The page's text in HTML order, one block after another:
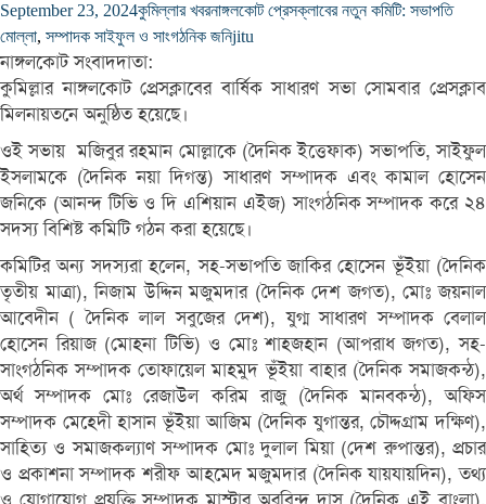
September 23, 2024কুমিল্লার খবরনাঙ্গলকোট প্রেসক্লাবের নতুন কমিটি: সভাপতি
মোল্লা, সম্পাদক সাইফুল ও সাংগঠনিক জনিjitu
নাঙ্গলকোট সংবাদদাতা:
কুমিল্লার নাঙ্গলকোট প্রেসক্লাবের বার্ষিক সাধারণ সভা সোমবার প্রেসক্লাব
মিলনায়তনে অনুষ্ঠিত হয়েছে।
ওই সভায় মজিবুর রহমান মোল্লাকে (দৈনিক ইত্তেফাক) সভাপতি, সাইফুল
ইসলামকে (দৈনিক নয়া দিগন্ত) সাধারণ সম্পাদক এবং কামাল হোসেন
জনিকে (আনন্দ টিভি ও দি এশিয়ান এইজ) সাংগঠনিক সম্পাদক করে ২৪
সদস্য বিশিষ্ট কমিটি গঠন করা হয়েছে।
কমিটির অন্য সদস্যরা হলেন, সহ-সভাপতি জাকির হোসেন ভূঁইয়া (দৈনিক
তৃতীয় মাত্রা), নিজাম উদ্দিন মজুমদার (দৈনিক দেশ জগত), মোঃ জয়নাল
আবেদীন ( দৈনিক লাল সবুজের দেশ), যুগ্ম সাধারণ সম্পাদক বেলাল
হোসেন রিয়াজ (মোহনা টিভি) ও মোঃ শাহজহান (আপরাধ জগত), সহ-
সাংগঠনিক সম্পাদক তোফায়েল মাহমুদ ভূঁইয়া বাহার (দৈনিক সমাজকন্ঠ),
অর্থ সম্পাদক মোঃ রেজাউল করিম রাজু (দৈনিক মানবকন্ঠ), অফিস
সম্পাদক মেহেদী হাসান ভূঁইয়া আজিম (দৈনিক যুগান্তর, চৌদ্দগ্রাম দক্ষিণ),
সাহিত্য ও সমাজকল্যাণ সম্পাদক মোঃ দুলাল মিয়া (দেশ রুপান্তর), প্রচার
ও প্রকাশনা সম্পাদক শরীফ আহমেদ মজুমদার (দৈনিক যায়যায়দিন), তথ্য